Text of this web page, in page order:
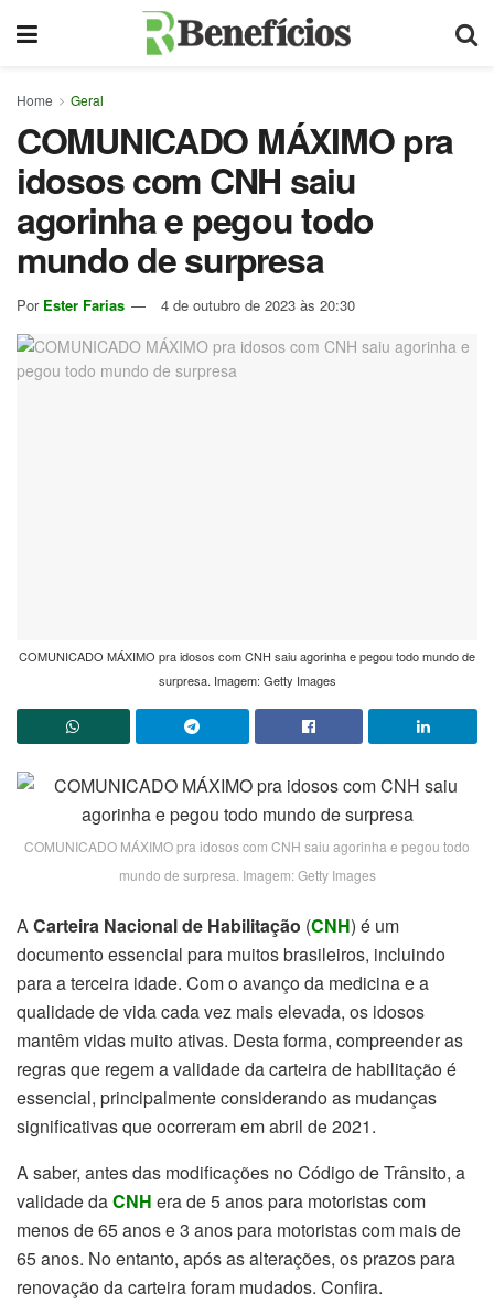
Home Geral
COMUNICADO MÁXIMO pra
idosos com CNH saiu
agorinha e pegou todo
mundo de surpresa
Por Ester Farias 4 de outubro de 2023 às 20:30
COMUNICADO MÁXIMO pra idosos com CNH saiu agorinha e pegou todo mundo de
surpresa. Imagem: Getty Images
COMUNICADO MÁXIMO pra idosos com CNH saiu agorinha e pegou todo
mundo de surpresa. Imagem: Getty Images
ACarteira Nacional de Habilitação (CNH) é um
documento essencial para muitos brasileiros, incluindo
para a terceira idade. Com o avanço da medicina e a
qualidade de vida cada vez mais elevada, os idosos
mantêm vidas muito ativas. Desta forma, compreender as
regras que regem a validade da carteira de habilitação é
essencial, principalmente considerando as mudanças
significativas que ocorreram em abril de 2021.
A saber, antes das modificações no Código de Trânsito, a
validade daCNH era de 5 anos para motoristas com
menos de 65 anos e 3 anos para motoristas com mais de
65 anos. No entanto, após as alterações, os prazos para
renovação da carteira foram mudados. Confira.